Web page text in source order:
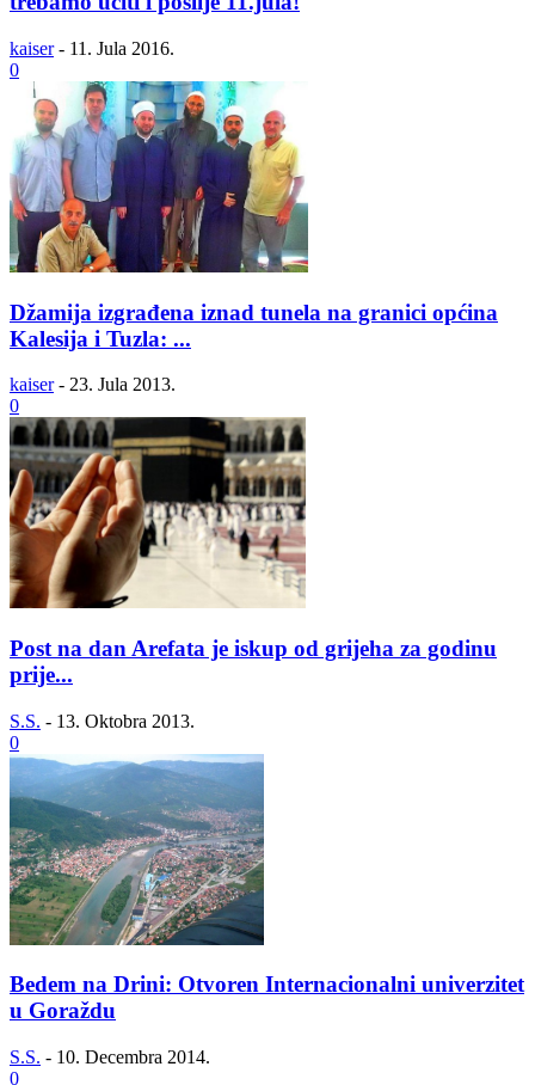
kaiser - 11. Jula 2016.
0
Džamija izgrađena iznad tunela na granici općina
Kalesija i Tuzla: ...
kaiser - 23. Jula 2013.
0
Post na dan Arefata je iskup od grijeha za godinu
prije...
S.S. - 13. Oktobra 2013.
0
Bedem na Drini: Otvoren Internacionalni univerzitet
u Goraždu
S.S. - 10. Decembra 2014.
0